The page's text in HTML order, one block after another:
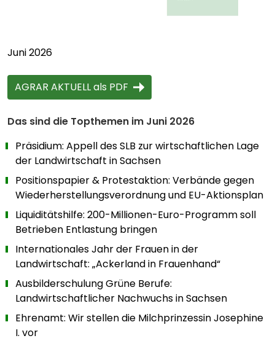
Juni 2026
AGRAR AKTUELL als PDF
Das sind die Topthemen im Juni 2026
Präsidium: Appell des SLB zur wirtschaftlichen Lage
der Landwirtschaft in Sachsen
Positionspapier & Protestaktion: Verbände gegen
Wiederherstellungsverordnung und EU-Aktionsplan
Liquiditätshilfe: 200-Millionen-Euro-Programm soll
Betrieben Entlastung bringen
Internationales Jahr der Frauen in der
Landwirtschaft: „Ackerland in Frauenhand“
Ausbilderschulung Grüne Berufe:
Landwirtschaftlicher Nachwuchs in Sachsen
Ehrenamt: Wir stellen die Milchprinzessin Josephine
I. vor